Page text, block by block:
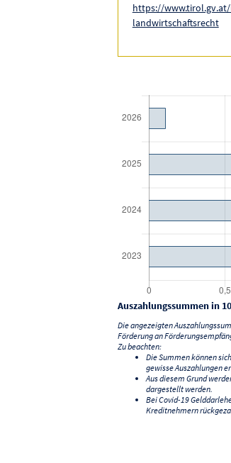
https://
landwirtschaftsrecht
Auszahlungssummen in
Die angezeigten
Förderung an
Zu beachten:
Die Summen können
gewisse Auszahlungen
Aus diesem Grund
dargestellt werden.
Bei Covid-19
Kreditnehmern